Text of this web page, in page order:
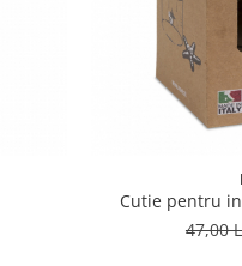
Cutie pentru
47,00